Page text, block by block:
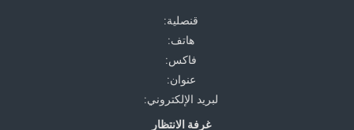
قنصلية:
هاتف:
فاكس:
عنوان:
لبريد الإلكتروني:
غرفة الانتظار